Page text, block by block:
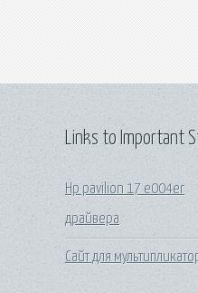
Links to Important
Hp pavilion 17 e004er
драйвера
Сайт для